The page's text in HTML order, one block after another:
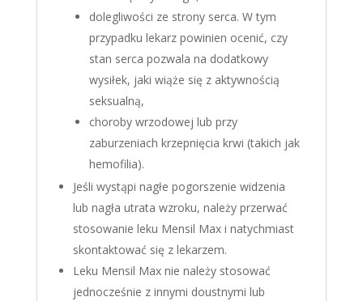
dolegliwości ze strony serca. W tym
przypadku lekarz powinien ocenić, czy
stan serca pozwala na dodatkowy
wysiłek, jaki wiąże się z aktywnością
seksualną,
choroby wrzodowej lub przy
zaburzeniach krzepnięcia krwi (takich jak
hemofilia).
Jeśli wystąpi nagłe pogorszenie widzenia
lub nagła utrata wzroku, należy przerwać
stosowanie leku Mensil Max i natychmiast
skontaktować się z lekarzem.
Leku Mensil Max nie należy stosować
jednocześnie z innymi doustnymi lub